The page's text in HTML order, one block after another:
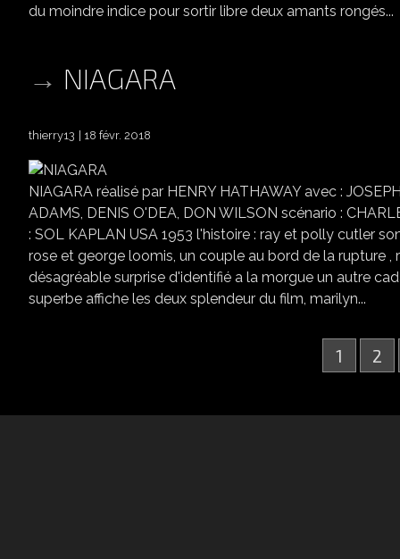
du moindre indice pour sortir libre deux amants rongés...
NIAGARA
thierry13 18 févr. 2018
NIAGARA réalisé par HENRY HATHAWAY avec :
ADAMS, DENIS O'DEA, DON WILSON scénario :
: SOL KAPLAN USA 1953 l'histoire : ray et polly cutler
rose et george loomis, un couple au bord de la rupture
désagréable surprise d'identifié a la morgue un autre
superbe affiche les deux splendeur du film, marilyn...
1 2